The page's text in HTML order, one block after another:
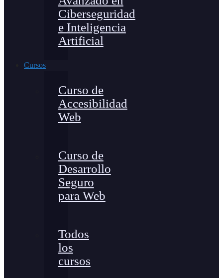
Ciberseguridad
e Inteligencia
Artificial
Cursos
Curso de
Accesibilidad
Web
Curso de
Desarrollo
Seguro
para Web
Todos
los
cursos